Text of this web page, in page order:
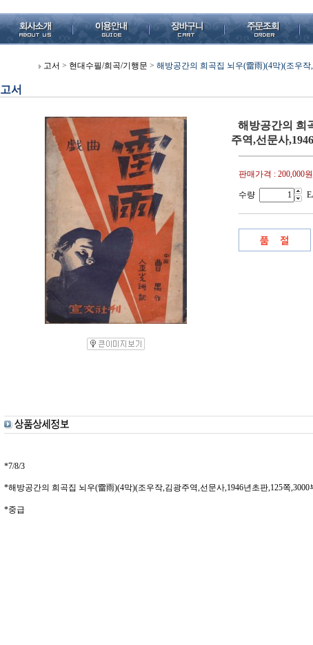
고서 > 현대수필/희곡/기행문 > 해방공간의 희곡집 뇌우(雷雨)(4막)(조우
고서
해방공간의 희
주역,선문사
판매가격 : 200,000원
수량
*7/8/3
*해방공간의 희곡집 뇌우(雷雨)(4막)(조우작,김광주역,선문사,1946년초판,125쪽,3000
*중급